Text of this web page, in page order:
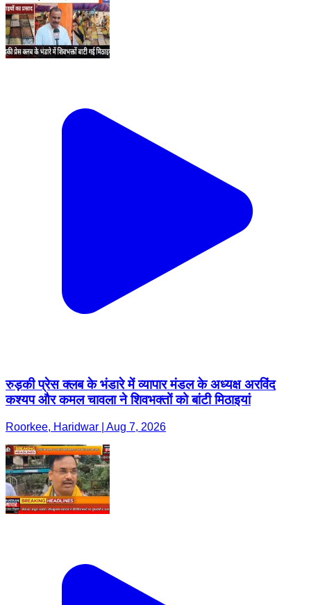
रुड़की प्रेस क्लब के भंडारे में व्यापार मंडल के अध्यक्ष अरविंद
कश्यप और कमल चावला ने शिवभक्तों को बांटी मिठाइयां
Roorkee, Haridwar | Aug 7, 2026